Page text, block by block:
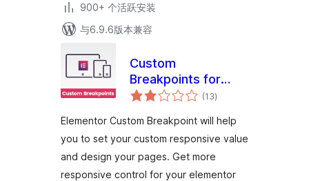
900+ 个活跃安装
与6.9.6版本兼容
Custom
Breakpoints for
Elementor
(13总
评)
Elementor Custom Breakpoint will help
you to set your custom responsive value
and design your pages. Get more
responsive control for your elementor